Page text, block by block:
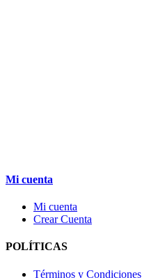
Mi cuenta
Mi cuenta
Crear Cuenta
POLÍTICAS
Términos y Condiciones